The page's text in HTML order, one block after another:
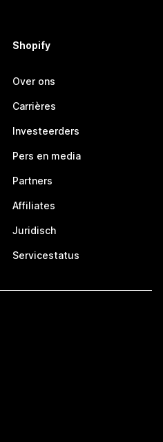
Shopify
Over ons
Carrières
Investeerders
Pers en media
Partners
Affiliates
Juridisch
Servicestatus